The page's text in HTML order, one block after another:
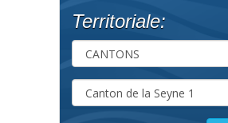
Territoriale: